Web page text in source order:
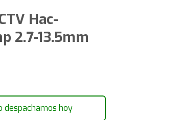
Hac-
2.7-13.5mm
despachamos hoy